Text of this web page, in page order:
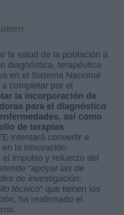
la salud de la población a
diagnóstica, terapéutica
en el Sistema Nacional
completar por el
la incorporación de
para el diagnóstico
así como
de terapias
intentará convertir a
la innovación
impulso y refuerzo del
"apoyar las de
de investigación,
técnico" que tienen los
ha reafirmado el